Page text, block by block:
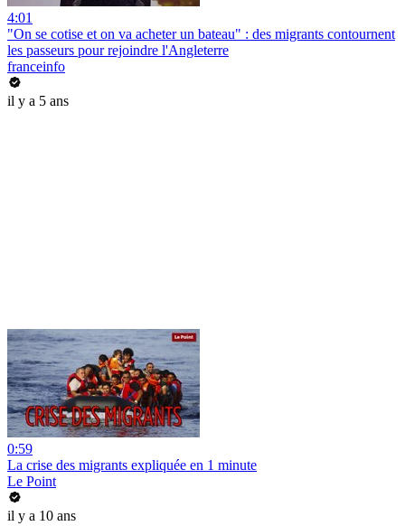
4:01
"On se cotise et on va acheter un bateau" : des migrants contournent
les passeurs pour rejoindre l'Angleterre
franceinfo
il y a 5 ans
0:59
La crise des migrants expliquée en 1 minute
Le Point
il y a 10 ans